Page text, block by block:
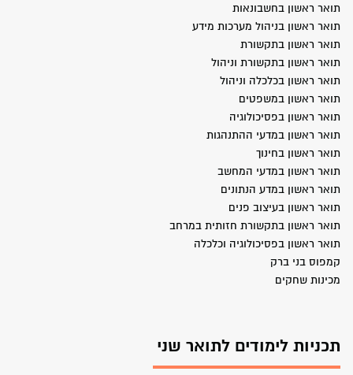
תואר ראשון בחשבונאות
תואר ראשון בניהול מערכות מידע
תואר ראשון בתקשורת
תואר ראשון בתקשורת וניהול
תואר ראשון בכלכלה וניהול
תואר ראשון במשפטים
תואר ראשון בפסיכולוגיה
תואר ראשון במדעי ההתנהגות
תואר ראשון בחינוך
תואר ראשון במדעי המחשב
תואר ראשון במדע הנתונים
תואר ראשון בעיצוב פנים
תואר ראשון בתקשורת חזותית במרחב
תואר ראשון בפסיכולוגיה וכלכלה
קמפוס בני ברק
מכינות שחקים
תכניות לימודים לתואר שני